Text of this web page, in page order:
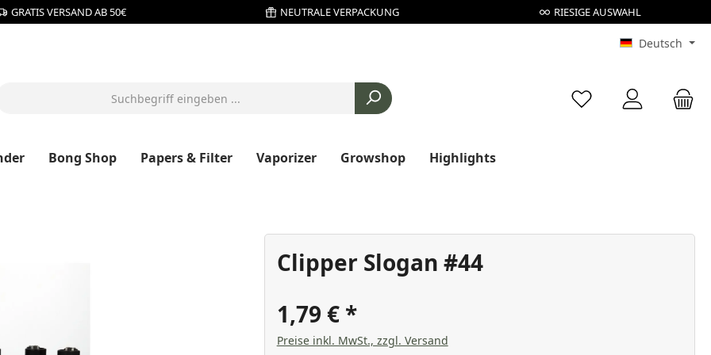
GRATIS VERSAND AB 50€ NEUTRALE VERPACKUNG RIESIGE AUSWAHL
Deutsch
Du hast 0 Produkte
Bong Shop Papers & Filter Vaporizer Growshop Highlights
Clipper Slogan #44
1,79 €
Preise inkl. MwSt., zzgl. Versand